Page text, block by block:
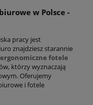
w Polsce -
pracy jest
znajdziesz starannie
ergonomiczne fotele
którzy wyznaczają
Oferujemy
i fotele